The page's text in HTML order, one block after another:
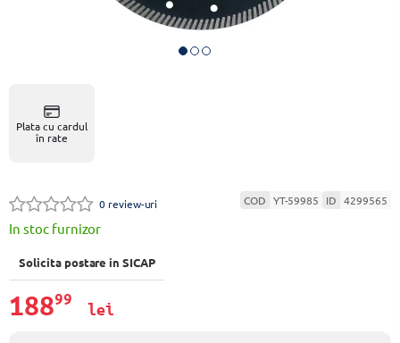
Plata cu cardul
în rate
0 review-uri COD YT-59985 ID 4299565
In stoc furnizor
Solicita postare in SICAP
18899
lei